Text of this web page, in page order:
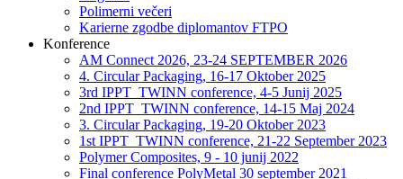
Polimerni večeri
Karierne zgodbe diplomantov FTPO
Konference
AM Connect 2026, 23-24 SEPTEMBER 2026
4. Circular Packaging, 16-17 Oktober 2025
3rd IPPT_TWINN conference, 4-5 Junij 2025
2nd IPPT_TWINN conference, 14-15 Maj 2024
3. Circular Packaging, 19-20 Oktober 2023
1st IPPT_TWINN conference, 21-22 September 2023
Polymer Composites, 9 - 10 junij 2022
Final conference PolyMetal 30 september 2021